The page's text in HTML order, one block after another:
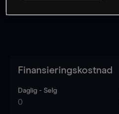
Finansieringskostnad
Daglig - Selg
0